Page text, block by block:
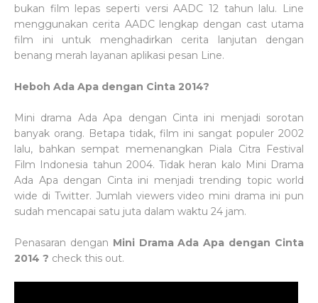
bukan film lepas seperti versi AADC 12 tahun lalu. Line
menggunakan cerita AADC lengkap dengan cast utama
film ini untuk menghadirkan cerita lanjutan dengan
benang merah layanan aplikasi pesan Line.
Heboh Ada Apa dengan Cinta 2014?
Mini drama Ada Apa dengan Cinta ini menjadi sorotan
banyak orang. Betapa tidak, film ini sangat populer 2002
lalu, bahkan sempat memenangkan Piala Citra Festival
Film Indonesia tahun 2004. Tidak heran kalo Mini Drama
Ada Apa dengan Cinta ini menjadi trending topic world
wide di Twitter. Jumlah viewers video mini drama ini pun
sudah mencapai satu juta dalam waktu 24 jam.
Penasaran dengan Mini Drama Ada Apa dengan Cinta
2014 ? check this out.